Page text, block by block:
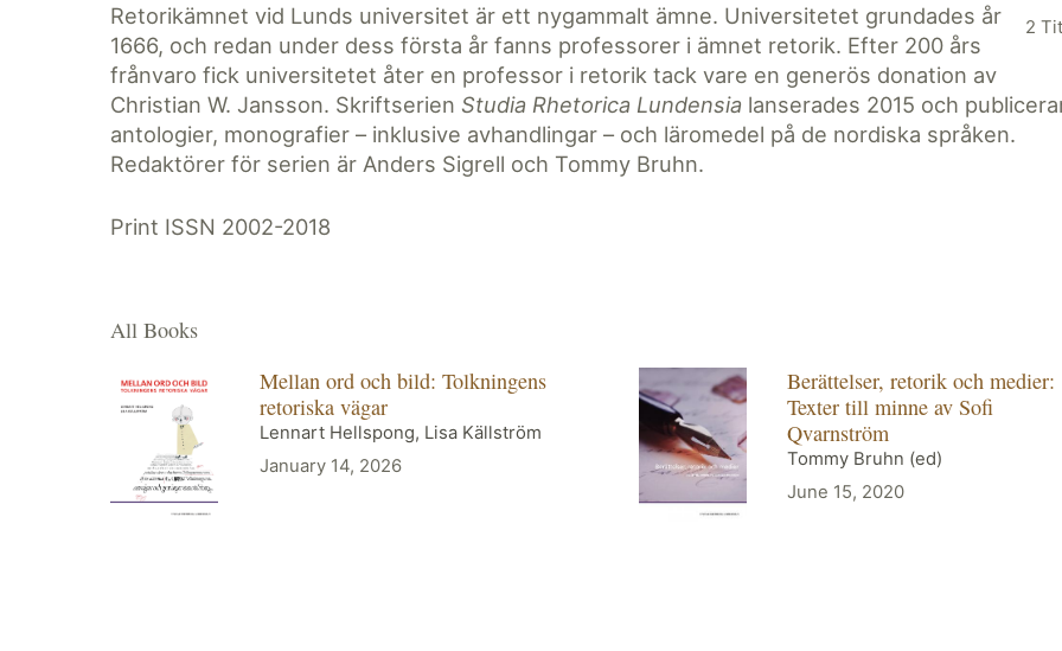
2
Retorikämnet vid Lunds universitet är ett nygammalt ämne. Universitetet grundades år
1666, och redan under dess första år fanns professorer i ämnet retorik. Efter 200 års
frånvaro fick universitetet åter en professor i retorik tack vare en generös donation av
Christian W. Jansson. Skriftserien Studia Rhetorica Lundensia lanserades 2015 och
antologier, monografier – inklusive avhandlingar – och läromedel på de nordiska språken.
Redaktörer för serien är Anders Sigrell och Tommy Bruhn.
Print ISSN 2002-2018
All Books
Mellan ord och bild: Tolkningens
retoriska vägar
Lennart Hellspong, Lisa Källström
January 14, 2026
Berättelser, retorik och medier:
Texter till minne av Sofi
Qvarnström
Tommy Bruhn (ed)
June 15, 2020